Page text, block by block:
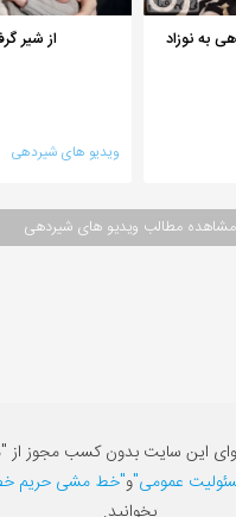
به نوزاد از شیر
ویدیو های شیردهی
مشاهده مطالب ویدیو های شیردهی
این سایت بدون کسب مجوز از
عمومی"و"خط مشی حریم